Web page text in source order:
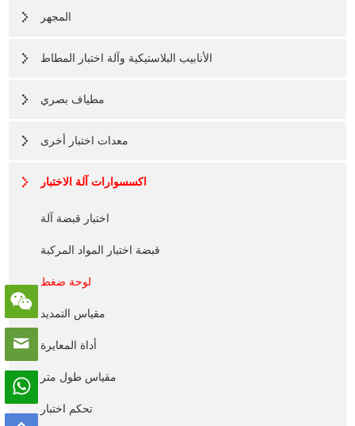
المجهر
الأنابيب البلاستيكية وآلة اختبار المطاط
مطياف بصري
معدات اختبار أخرى
اكسسوارات آلة الاختبار
اختبار قبضة آلة
قبضة اختبار المواد المركبة
لوحة ضغط
مقياس التمديد
أداة المعايرة
مقياس طول متر
تحكم اختبار